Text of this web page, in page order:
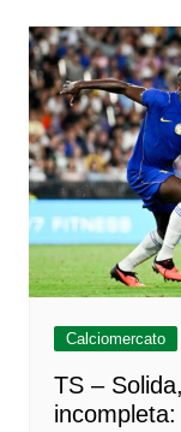
Calciomercato
TS –